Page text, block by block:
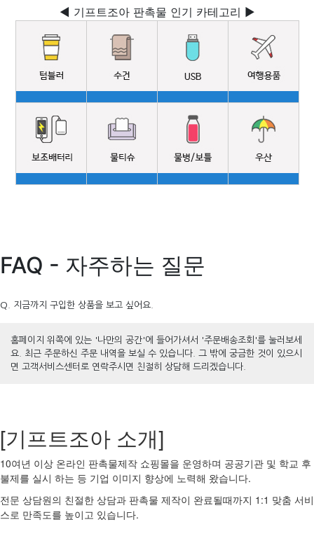
◀ 기프트조아 판촉물 인기 카테고리 ▶
FAQ - 자주하는 질문
Q. 지금까지 구입한 상품을 보고 싶어요.
홈페이지 위쪽에 있는 '나만의 공간'에 들어가셔서 '주문배송조회'를 눌러보세
요. 최근 주문하신 주문 내역을 보실 수 있습니다. 그 밖에 궁금한 것이 있으시
면 고객서비스센터로 연락주시면 친절히 상담해 드리겠습니다.
[기프트조아 소개]
10여년 이상 온라인 판촉물제작 쇼핑몰을 운영하며 공공기관 및 학교 후
불제를 실시 하는 등 기업 이미지 향상에 노력해 왔습니다.
전문 상담원의 친절한 상담과 판촉물 제작이 완료될때까지 1:1 맞춤 서비
스로 만족도를 높이고 있습니다.